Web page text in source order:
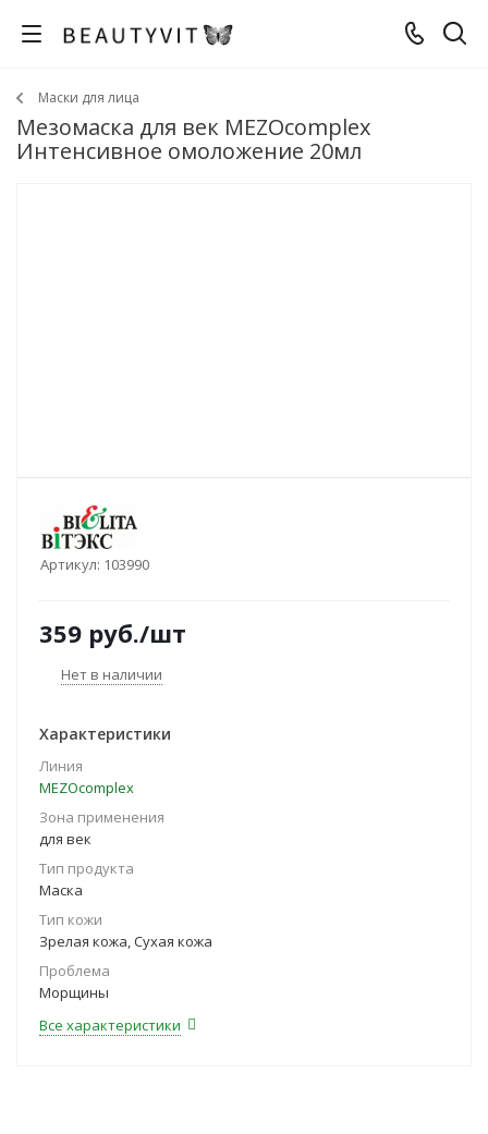
Маски для лица
Мезомаска для век MEZOcomplex
Интенсивное омоложение 20мл
Артикул: 103990
359 руб./шт
Нет в наличии
Характеристики
Линия
MEZOcomplex
Зона применения
для век
Тип продукта
Маска
Тип кожи
Зрелая кожа, Сухая кожа
Проблема
Морщины
Все характеристики